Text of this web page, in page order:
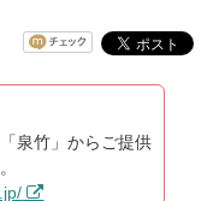
泉竹」からご提供